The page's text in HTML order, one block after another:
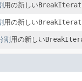
用の新しい
用の新しい
割用の新しい